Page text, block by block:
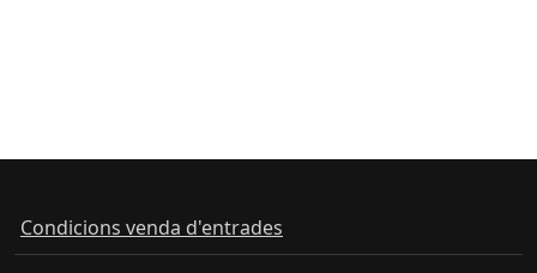
Condicions venda d'entrades